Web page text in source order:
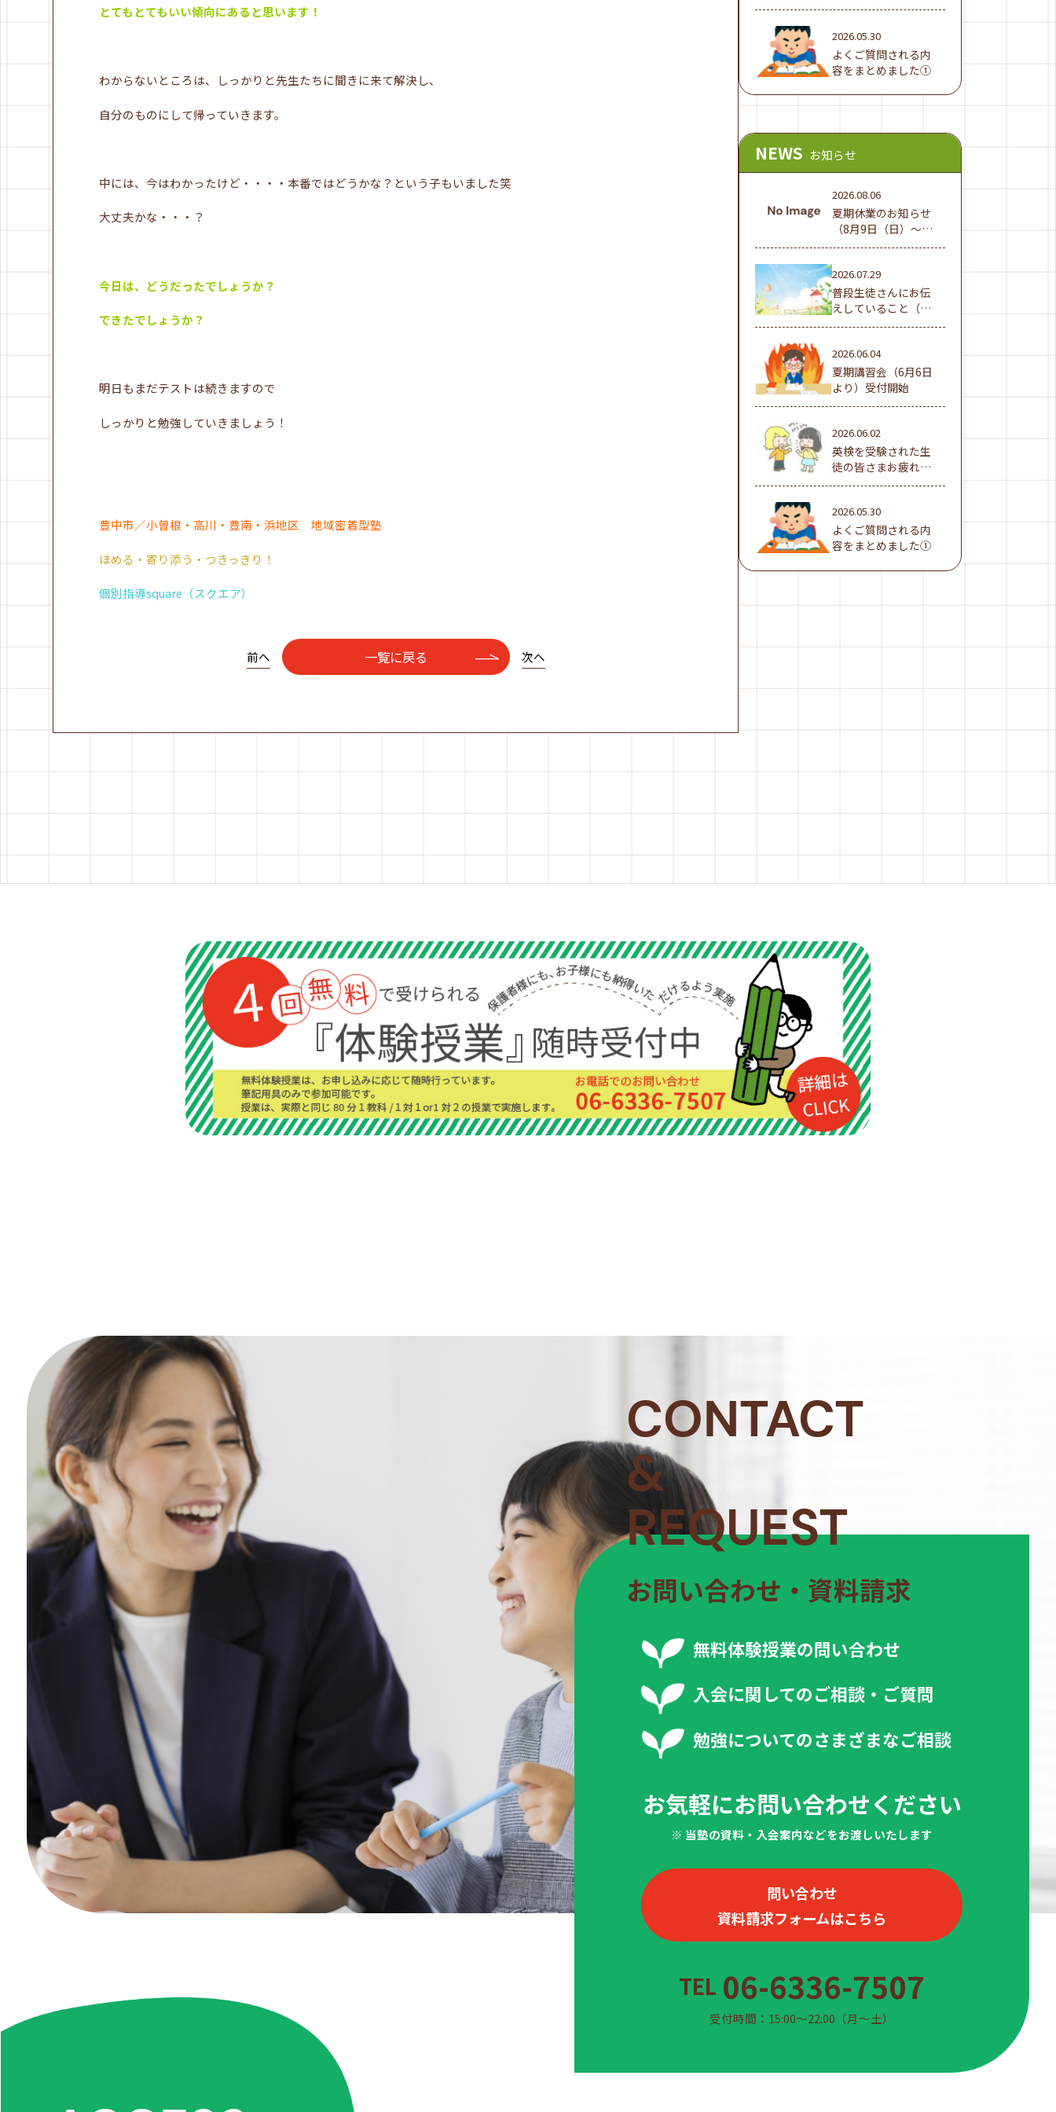
とてもとてもいい傾向にあると思います！
わからないところは、しっかりと先生たちに聞きに来て解決し、
自分のものにして帰っていきます。
中には、今はわかったけど・・・・本番ではどうかな？という子もいました笑
大丈夫かな・・・？
今日は、どうだったでしょうか？
できたでしょうか？
明日もまだテストは続きますので
しっかりと勉強していきましょう！
豊中市／小曽根・高川・豊南・浜地区 地域密着型塾
ほめる・寄り添う・つきっきり！
個別指導square（スクエア）
前へ 一覧に戻る 次へ
でした！
2026.05.30
よくご質問される内
容をまとめました①
NEWS お知らせ
2026.08.06
夏期休業のお知らせ
（8月9日（日）～16
日（日））
2026.07.29
普段生徒さんにお伝
えしていること（夏
休み編①）
2026.06.04
夏期講習会（6月6日
より）受付開始
2026.06.02
英検を受験された生
徒の皆さまお疲れ様
でした！
2026.05.30
よくご質問される内
容をまとめました①
CONTACT
&
REQUEST
お問い合わせ・資料請求
無料体験授業の問い合わせ
入会に関してのご相談・ご質問
勉強についてのさまざまなご相談
お気軽にお問い合わせください
※ 当塾の資料・入会案内などをお渡しいたします
問い合わせ
資料請求フォームはこちら
TEL 06-6336-7507
受付時間：15:00〜22:00（月〜土）